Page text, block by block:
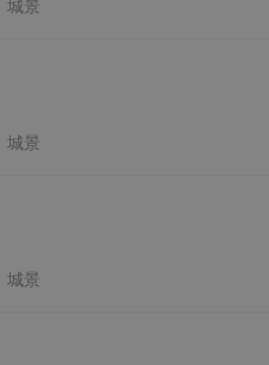
城景
城景
城景